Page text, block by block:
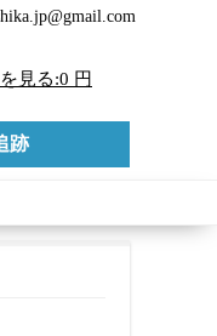
見る:0 円
跡